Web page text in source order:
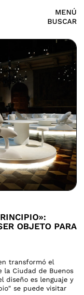
MENÚ
BUSCAR
OBJETO PARA
transformó el
la Ciudad de Buenos
diseño es lenguaje y
se puede visitar